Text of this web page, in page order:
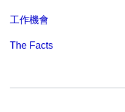
工作機會
The Facts